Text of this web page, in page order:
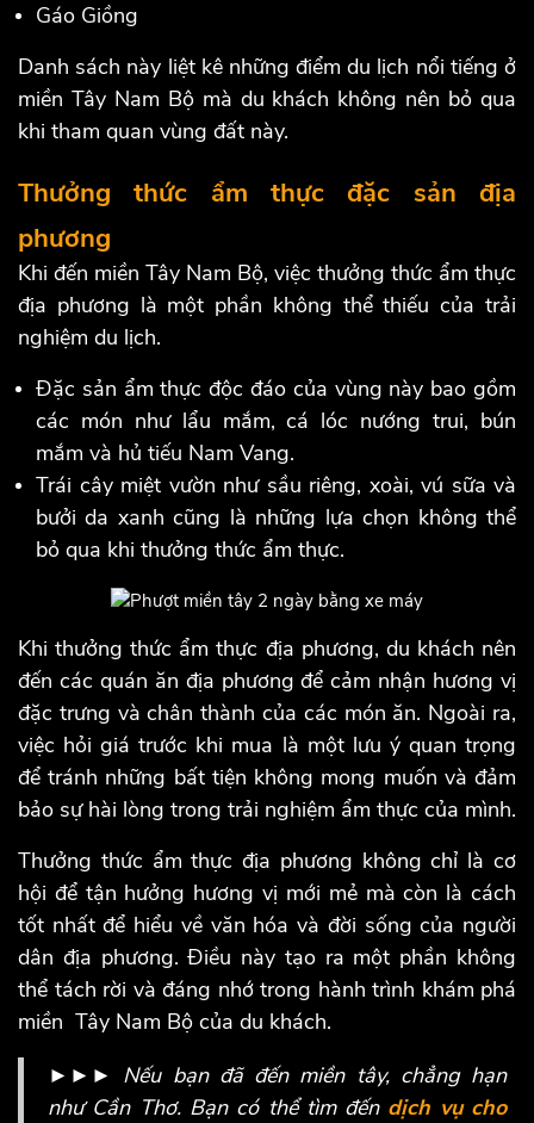
Gáo Giồng
Danh sách này liệt kê những điểm du lịch nổi tiếng ở
miền Tây Nam Bộ mà du khách không nên bỏ qua
khi tham quan vùng đất này.
Thưởng thức ẩm thực đặc sản địa
phương
Khi đến miền Tây Nam Bộ, việc thưởng thức ẩm thực
địa phương là một phần không thể thiếu của trải
nghiệm du lịch.
Đặc sản ẩm thực độc đáo của vùng này bao gồm
các món như lẩu mắm, cá lóc nướng trui, bún
mắm và hủ tiếu Nam Vang.
Trái cây miệt vườn như sầu riêng, xoài, vú sữa và
bưởi da xanh cũng là những lựa chọn không thể
bỏ qua khi thưởng thức ẩm thực.
Khi thưởng thức ẩm thực địa phương, du khách nên
đến các quán ăn địa phương để cảm nhận hương vị
đặc trưng và chân thành của các món ăn. Ngoài ra,
việc hỏi giá trước khi mua là một lưu ý quan trọng
để tránh những bất tiện không mong muốn và đảm
bảo sự hài lòng trong trải nghiệm ẩm thực của mình.
Thưởng thức ẩm thực địa phương không chỉ là cơ
hội để tận hưởng hương vị mới mẻ mà còn là cách
tốt nhất để hiểu về văn hóa và đời sống của người
dân địa phương. Điều này tạo ra một phần không
thể tách rời và đáng nhớ trong hành trình khám phá
miền Tây Nam Bộ của du khách.
►►► Nếu bạn đã đến miền tây, chẳng hạn
như Cần Thơ. Bạn có thể tìm đến dịch vụ cho